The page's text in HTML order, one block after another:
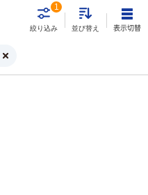
絞り込み
1
並び替え 表示切替